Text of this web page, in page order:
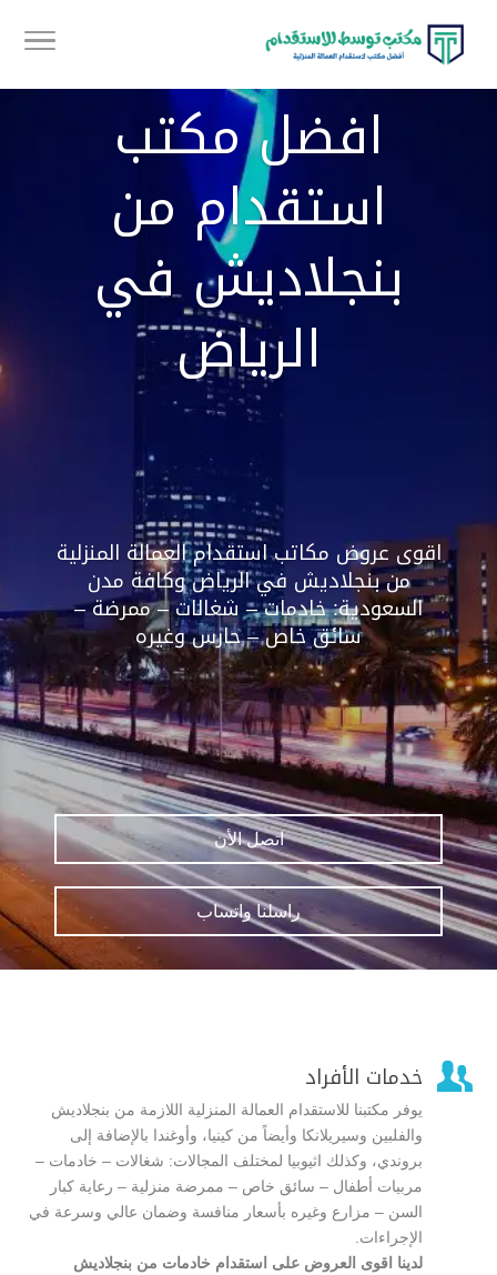
افضل مكتب
استقدام من
بنجلاديش في
الرياض
اقوى عروض مكاتب استقدام العمالة المنزلية
من بنجلاديش في الرياض وكافة مدن
السعودية: خادمات – شغالات – ممرضة –
سائق خاص – حارس وغيره
اتصل الأن
راسلنا واتساب
 خدمات الأفراد
يوفر مكتبنا للاستقدام العمالة المنزلية اللازمة من بنجلاديش
والفلبين وسيريلانكا وأيضاً من كينيا، وأوغندا بالإضافة إلى
بروندي، وكذلك اثيوبيا لمختلف المجالات: شغالات – خادمات –
مربيات أطفال – سائق خاص – ممرضة منزلية – رعاية كبار
السن – مزارع وغيره بأسعار منافسة وضمان عالي وسرعة في
الإجراءات.
لدينا اقوى العروض على استقدام خادمات من بنجلاديش